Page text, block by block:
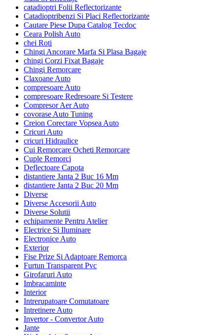
catadioptri Folii Reflectorizante
Catadioptribenzi Si Placi Reflectorizante
Cautare Piese Dupa Catalog Tecdoc
Ceara Polish Auto
chei Roti
Chingi Ancorare Marfa Si Plasa Bagaje
chingi Corzi Fixat Bagaje
Chingi Remorcare
Claxoane Auto
compresoare Auto
compresoare Redresoare Si Testere
Compresor Aer Auto
covorase Auto Tuning
Creion Corectare Vopsea Auto
Cricuri Auto
cricuri Hidraulice
Cui Remorcare Ocheti Remorcare
Cuple Remorci
Deflectoare Capota
distantiere Janta 2 Buc 16 Mm
distantiere Janta 2 Buc 20 Mm
Diverse
Diverse Accesorii Auto
Diverse Solutii
echipamente Pentru Atelier
Electrice Si Iluminare
Electronice Auto
Exterior
Fise Prize Si Adaptoare Remorca
Furtun Transparent Pvc
Girofaruri Auto
Imbracaminte
Interior
Intrerupatoare Comutatoare
Intretinere Auto
Invertor - Convertor Auto
Jante